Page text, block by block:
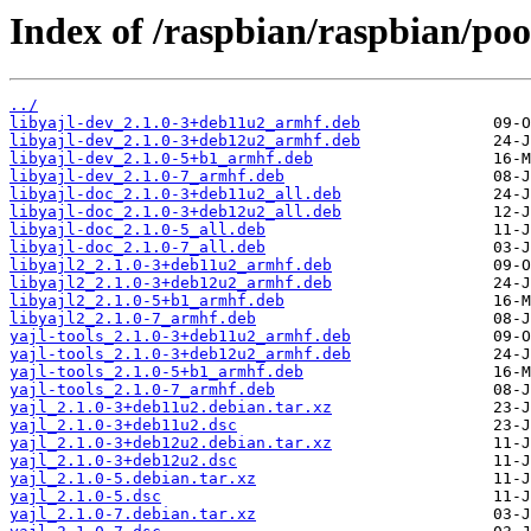
Index of /raspbian/raspbian/
../
libyajl-dev_2.1.0-3+deb11u2_armhf.deb
libyajl-dev_2.1.0-3+deb12u2_armhf.deb
libyajl-dev_2.1.0-5+b1_armhf.deb
libyajl-dev_2.1.0-7_armhf.deb
libyajl-doc_2.1.0-3+deb11u2_all.deb
libyajl-doc_2.1.0-3+deb12u2_all.deb
libyajl-doc_2.1.0-5_all.deb
libyajl-doc_2.1.0-7_all.deb
libyajl2_2.1.0-3+deb11u2_armhf.deb
libyajl2_2.1.0-3+deb12u2_armhf.deb
libyajl2_2.1.0-5+b1_armhf.deb
libyajl2_2.1.0-7_armhf.deb
yajl-tools_2.1.0-3+deb11u2_armhf.deb
yajl-tools_2.1.0-3+deb12u2_armhf.deb
yajl-tools_2.1.0-5+b1_armhf.deb
yajl-tools_2.1.0-7_armhf.deb
yajl_2.1.0-3+deb11u2.debian.tar.xz
yajl_2.1.0-3+deb11u2.dsc
yajl_2.1.0-3+deb12u2.debian.tar.xz
yajl_2.1.0-3+deb12u2.dsc
yajl_2.1.0-5.debian.tar.xz
yajl_2.1.0-5.dsc
yajl_2.1.0-7.debian.tar.xz